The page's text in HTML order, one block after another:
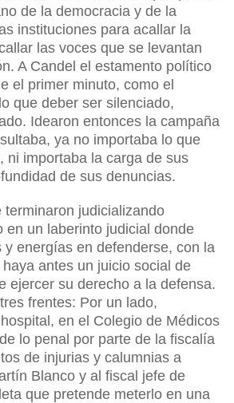
de la democracia y de la
instituciones para acallar la
las voces que se levantan
A Candel el estamento político
el primer minuto, como el
que deber ser silenciado,
Idearon entonces la campaña
ya no importaba lo que
ni importaba la carga de sus
de sus denuncias.
terminaron judicializando
en un laberinto judicial donde
y energías en defenderse, con la
antes un juicio social de
ejercer su derecho a la defensa.
frentes: Por un lado,
en el Colegio de Médicos
lo penal por parte de la fiscalía
de injurias y calumnias a
Blanco y al fiscal jefe de
que pretende meterlo en una